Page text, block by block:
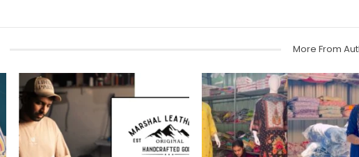
More From